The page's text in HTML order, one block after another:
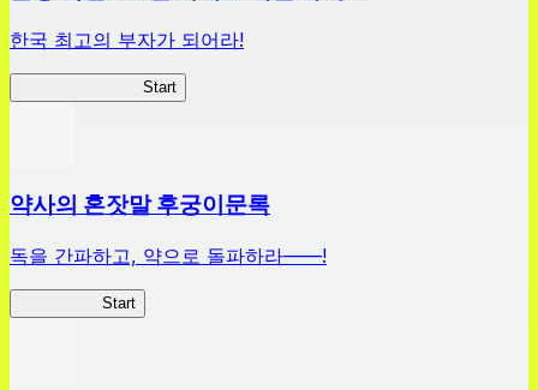
한국 최고의 부자가 되어라!
Start
약사의 혼잣말 후궁이문록
독을 간파하고, 약으로 돌파하라——!
Start